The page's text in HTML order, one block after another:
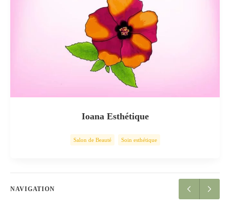
Ioana Esthétique
Salon de Beauté Soin esthétique
NAVIGATION